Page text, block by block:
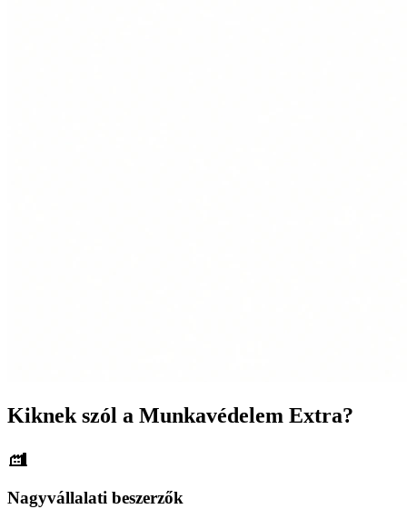
Kiknek szól a Munkavédelem Extra?
Nagyvállalati beszerzők